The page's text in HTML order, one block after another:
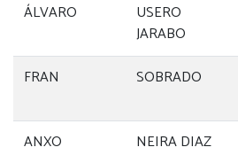
ÁLVARO
USERO
JARABO
FRAN SOBRADO
ANXO NEIRA DIAZ